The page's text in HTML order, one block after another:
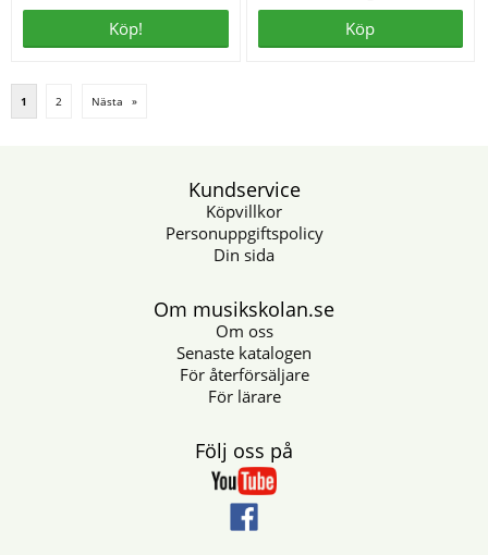
Köp! Köp
1 2 Nästa »
Kundservice
Köpvillkor
Personuppgiftspolicy
Din sida
Om musikskolan.se
Om oss
Senaste katalogen
För återförsäljare
För lärare
Följ oss på